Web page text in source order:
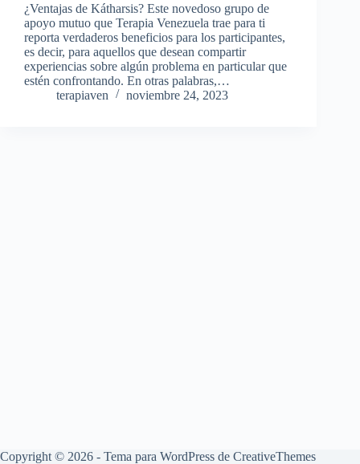
¿Ventajas de Kátharsis? Este novedoso grupo de
apoyo mutuo que Terapia Venezuela trae para ti
reporta verdaderos beneficios para los participantes,
es decir, para aquellos que desean compartir
experiencias sobre algún problema en particular que
estén confrontando. En otras palabras,…
terapiaven
noviembre 24, 2023
Copyright © 2026 - Tema para WordPress de CreativeThemes